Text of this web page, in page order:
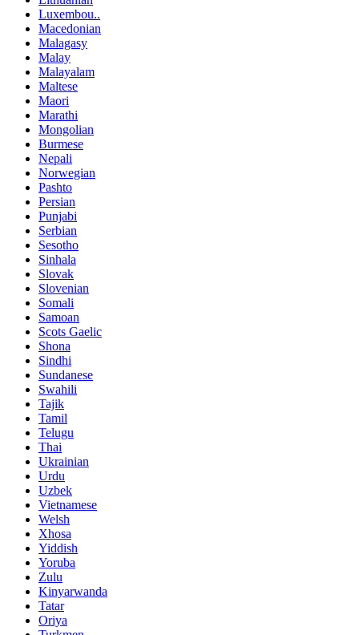
Luxembou..
Macedonian
Malagasy
Malay
Malayalam
Maltese
Maori
Marathi
Mongolian
Burmese
Nepali
Norwegian
Pashto
Persian
Punjabi
Serbian
Sesotho
Sinhala
Slovak
Slovenian
Somali
Samoan
Scots Gaelic
Shona
Sindhi
Sundanese
Swahili
Tajik
Tamil
Telugu
Thai
Ukrainian
Urdu
Uzbek
Vietnamese
Welsh
Xhosa
Yiddish
Yoruba
Zulu
Kinyarwanda
Tatar
Oriya